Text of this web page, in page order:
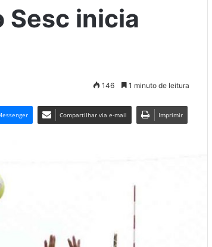
Sesc inicia
146 1 minuto de leitura
Compartilhar via e-mail Imprimir